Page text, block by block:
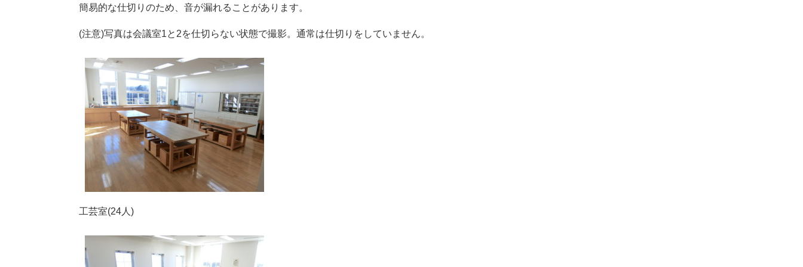
簡易的な仕切りのため、音が漏れることがあります。
(注意)写真は会議室1と2を仕切らない状態で撮影。通常は仕切りをしていません。
工芸室(24人)